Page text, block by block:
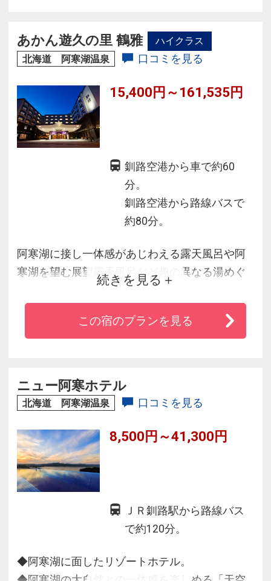
あかん遊久の里 鶴雅
ハイクラス
北海道 阿寒湖温泉
口コミを見る
15,400円～161,535円
釧路空港から車で約60
分。
釧路空港から路線バスで
約80分。
阿寒湖に接し一体感があじわえる露天風呂や阿
寒湖を望む展望露天風呂など趣の異なる湯めぐ
り・湯づくしをお楽しみください。
長旅の疲れを癒す温泉と山海の美味、日本の旅
館文化を継承するおもてなしを、心ゆくまでご
ながら、優雅な時間をお過ごしください。
続きを見る
この宿のプランを見る
ニュー阿寒ホテル
北海道 阿寒湖温泉 口コミを見る
8,500円～41,300円
ＪＲ釧路駅から路線バス
で約120分。
◆阿寒湖に面したリゾートホテル。